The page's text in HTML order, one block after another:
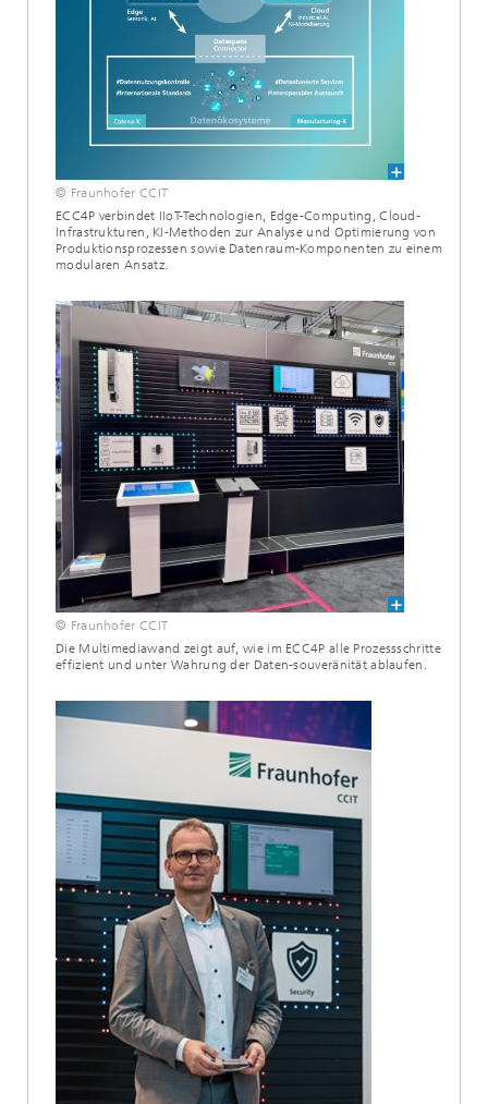
© Fraunhofer CCIT
ECC4P verbindet IIoT-Technologien, Edge-Computing, Cloud-
Infrastrukturen, KI-Methoden zur Analyse und Optimierung von
Produktionsprozessen sowie Datenraum-Komponenten zu einem
modularen Ansatz.
© Fraunhofer CCIT
Die Multimediawand zeigt auf, wie im ECC4P alle Prozessschritte
effizient und unter Wahrung der Daten-souveränität ablaufen.